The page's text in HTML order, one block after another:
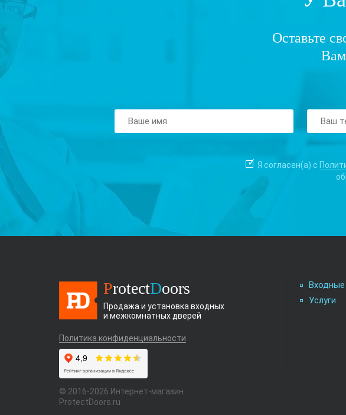
Оставьте
Я согласен(а) с
ProtectDoors
Продажа и установка входных
и межкомнатных дверей
Политика конфиденциальности
© 2016-2026 Интернет-магазин
ProtectDoors.ru
Услуги